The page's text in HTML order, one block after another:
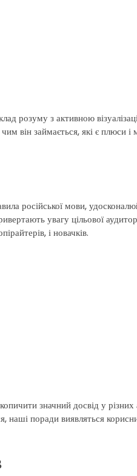
розуму з активною
він займається, які є плюси і
російської мови,
увагу цільової
і новачків.
значний досвід у різних
наші поради виявляться